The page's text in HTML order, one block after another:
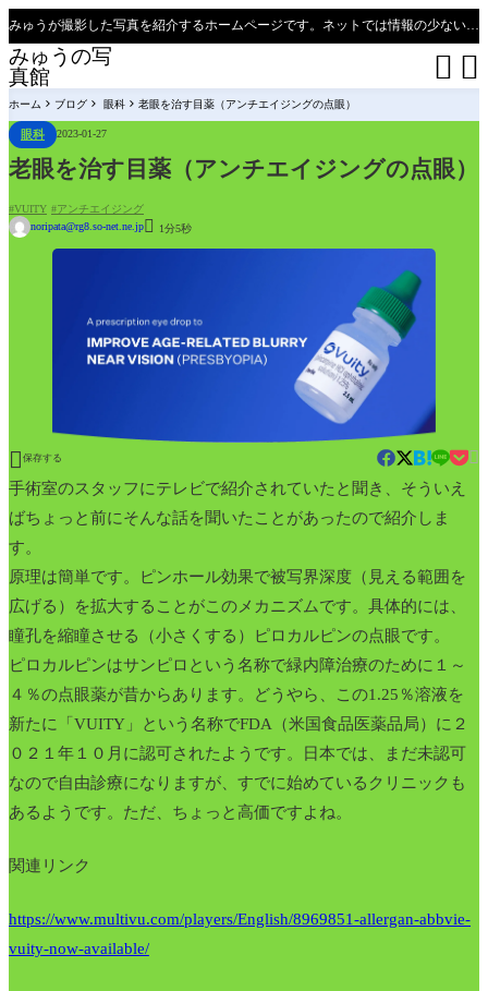
みゅうが撮影した写真を紹介するホームページです。ネットでは情報の少ない、新潟県、魚沼只見線の撮影ポイントの紹介があります（必見）。
みゅうの写
真館
 
ホーム ブログ 眼科 老眼を治す目薬（アンチエイジングの点眼）
眼科 2023-01-27
老眼を治す目薬（アンチエイジングの点眼）
VUITY
アンチエイジング
noripata@rg8.so-net.ne.jp 1分5秒
 保存する 
手術室のスタッフにテレビで紹介されていたと聞き、そういえ
ばちょっと前にそんな話を聞いたことがあったので紹介しま
す。
原理は簡単です。ピンホール効果で被写界深度（見える範囲を
広げる）を拡大することがこのメカニズムです。具体的には、
瞳孔を縮瞳させる（小さくする）ピロカルピンの点眼です。
ピロカルピンはサンピロという名称で緑内障治療のために１～
４％の点眼薬が昔からあります。どうやら、この1.25％溶液を
新たに「VUITY」という名称でFDA（米国食品医薬品局）に２
０２１年１０月に認可されたようです。日本では、まだ未認可
なので自由診療になりますが、すでに始めているクリニックも
あるようです。ただ、ちょっと高価ですよね。
関連リンク
https://www.multivu.com/players/English/8969851-allergan-abbvie-
vuity-now-available/